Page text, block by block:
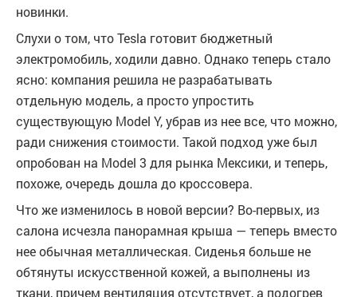
новинки.
Слухи о том, что Tesla готовит бюджетный
электромобиль, ходили давно. Однако теперь стало
ясно: компания решила не разрабатывать
отдельную модель, а просто упростить
существующую Model Y, убрав из нее все, что можно,
ради снижения стоимости. Такой подход уже был
опробован на Model 3 для рынка Мексики, и теперь,
похоже, очередь дошла до кроссовера.
Что же изменилось в новой версии? Во-первых, из
салона исчезла панорамная крыша — теперь вместо
нее обычная металлическая. Сиденья больше не
обтянуты искусственной кожей, а выполнены из
ткани, причем вентиляция отсутствует, а подогрев